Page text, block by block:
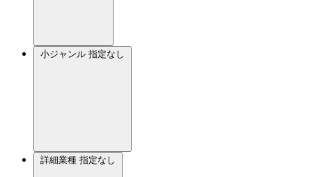
小ジャンル 指定なし
詳細業種 指定なし